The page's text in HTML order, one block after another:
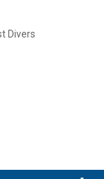
Divers